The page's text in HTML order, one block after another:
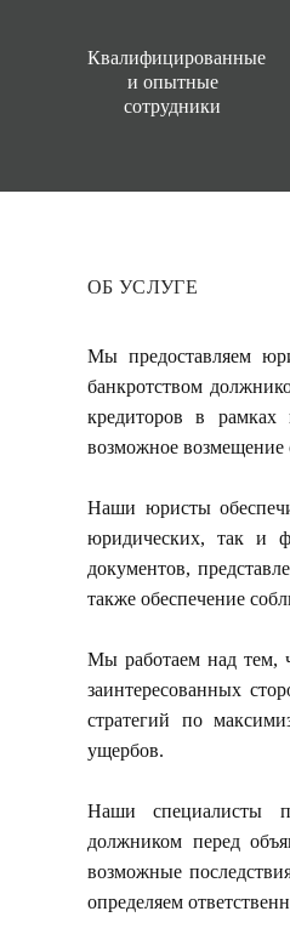
Квалифицированные
и опытные
сотрудники
ОБ УСЛУГЕ
Мы предоставляем
банкротством
кредиторов в рамках
возможное возмещение
Наши юристы
юридических, так и
документов,
также обеспечение
Мы работаем над тем,
заинтересованных
стратегий по
ущербов.
Наши специалисты
должником перед
возможные
определяем